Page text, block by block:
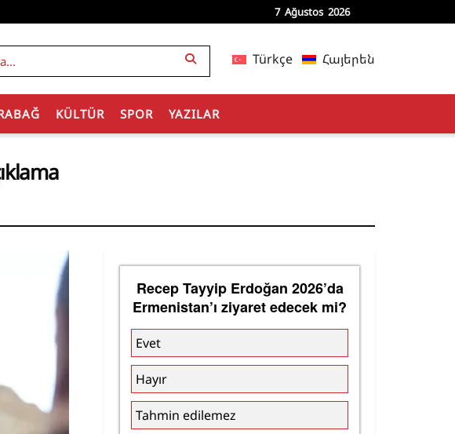
7 Ağustos 2026
Türkçe Հայերեն
KÜLTÜR SPOR YAZILAR
Recep Tayyip Erdoğan 2026’da
Ermenistan’ı ziyaret edecek mi?
Evet
Hayır
Tahmin edilemez